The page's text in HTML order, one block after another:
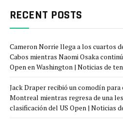
RECENT POSTS
Cameron Norrie llega a los cuartos
Cabos mientras Naomi Osaka
Open en Washington | Noticias de
Jack Draper recibió un comodín
Montreal mientras regresa de una
clasificación del US Open | Noticias